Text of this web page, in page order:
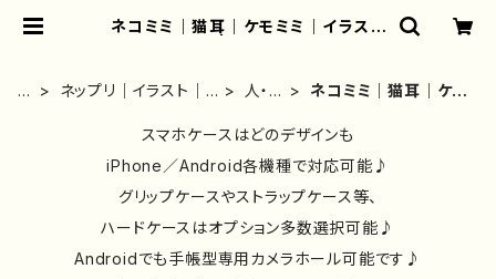
ネコミミ｜猫耳｜ケモミミ｜イラスト
レーター/グッズ/人気/後払い/通販｜
雑貨屋アリうさ
ホ
ネップリ｜イラスト｜
人・キ
クタ
ー
ネコミミ｜猫耳｜ケモ
｜女子
スマホケースはどのデザインも
iPhone／Android各機種で対応可能♪
グリップケースやストラップケース等、
ハードケースはオプション多数選択可能♪
Androidでも手帳型専用カメラホール可能です♪